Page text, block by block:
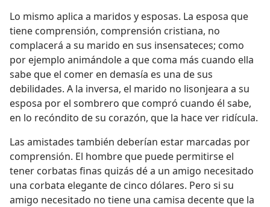
Lo mismo aplica a maridos y esposas. La esposa que
tiene comprensión, comprensión cristiana, no
complacerá a su marido en sus insensateces; como
por ejemplo animándole a que coma más cuando ella
sabe que el comer en demasía es una de sus
debilidades. A la inversa, el marido no lisonjeara a su
esposa por el sombrero que compró cuando él sabe,
en lo recóndito de su corazón, que la hace ver ridícula.
Las amistades también deberían estar marcadas por
comprensión. El hombre que puede permitirse el
tener corbatas finas quizás dé a un amigo necesitado
una corbata elegante de cinco dólares. Pero si su
amigo necesitado no tiene una camisa decente que la